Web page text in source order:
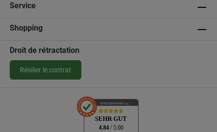
Service
Shopping
Droit de rétractation
Résilier le contrat
AUSGEZEICHNET.org
SEHR GUT
4.84 / 5.00